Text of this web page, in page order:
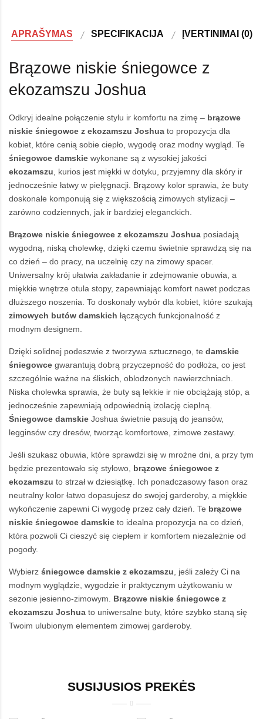
APRAŠYMAS SPECIFIKACIJA ĮVERTINIMAI (0)
Brązowe niskie śniegowce z
ekozamszu Joshua
Odkryj idealne połączenie stylu ir komfortu na zimę – brązowe
niskie śniegowce z ekozamszu Joshua to propozycja dla
kobiet, które cenią sobie ciepło, wygodę oraz modny wygląd. Te
śniegowce damskie wykonane są z wysokiej jakości
ekozamszu, kurios jest miękki w dotyku, przyjemny dla skóry ir
jednocześnie łatwy w pielęgnacji. Brązowy kolor sprawia, że buty
doskonale komponują się z większością zimowych stylizacji –
zarówno codziennych, jak ir bardziej eleganckich.
Brązowe niskie śniegowce z ekozamszu Joshua posiadają
wygodną, niską cholewkę, dzięki czemu świetnie sprawdzą się na
co dzień – do pracy, na uczelnię czy na zimowy spacer.
Uniwersalny krój ułatwia zakładanie ir zdejmowanie obuwia, a
miękkie wnętrze otula stopy, zapewniając komfort nawet podczas
dłuższego noszenia. To doskonały wybór dla kobiet, które szukają
zimowych butów damskich łączących funkcjonalność z
modnym designem.
Dzięki solidnej podeszwie z tworzywa sztucznego, te damskie
śniegowce gwarantują dobrą przyczepność do podłoża, co jest
szczególnie ważne na śliskich, oblodzonych nawierzchniach.
Niska cholewka sprawia, że buty są lekkie ir nie obciążają stóp, a
jednocześnie zapewniają odpowiednią izolację cieplną.
Śniegowce damskie Joshua świetnie pasują do jeansów,
legginsów czy dresów, tworząc komfortowe, zimowe zestawy.
Jeśli szukasz obuwia, które sprawdzi się w mroźne dni, a przy tym
będzie prezentowało się stylowo, brązowe śniegowce z
ekozamszu to strzał w dziesiątkę. Ich ponadczasowy fason oraz
neutralny kolor łatwo dopasujesz do swojej garderoby, a miękkie
wykończenie zapewni Ci wygodę przez cały dzień. Te brązowe
niskie śniegowce damskie to idealna propozycja na co dzień,
która pozwoli Ci cieszyć się ciepłem ir komfortem niezależnie od
pogody.
Wybierz śniegowce damskie z ekozamszu, jeśli zależy Ci na
modnym wyglądzie, wygodzie ir praktycznym użytkowaniu w
sezonie jesienno-zimowym. Brązowe niskie śniegowce z
ekozamszu Joshua to uniwersalne buty, które szybko staną się
Twoim ulubionym elementem zimowej garderoby.
SUSIJUSIOS PREKĖS